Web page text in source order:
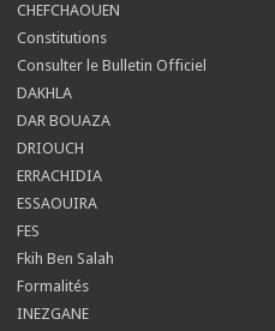
CHEFCHAOUEN
Constitutions
Consulter le Bulletin Officiel
DAKHLA
DAR BOUAZA
DRIOUCH
ERRACHIDIA
ESSAOUIRA
FES
Fkih Ben Salah
Formalités
INEZGANE